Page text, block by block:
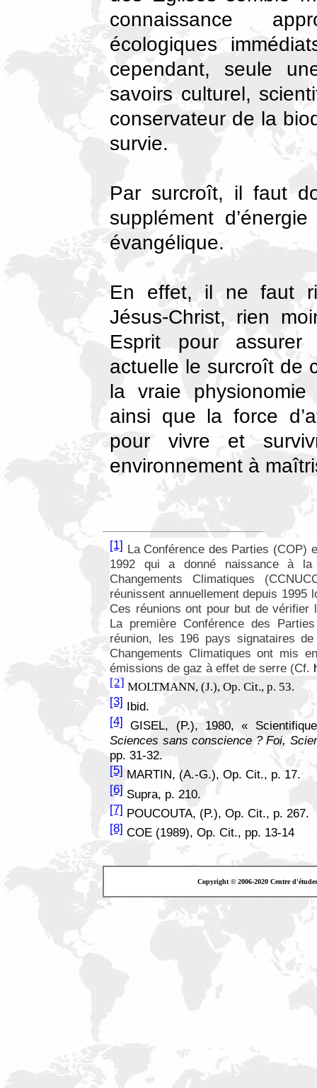
connaissance
écologiques
cependant, seule
savoirs culturel,
conservateur de la
survie.
Par surcroît, il faut
supplément
évangélique.
En effet, il ne faut
Jésus-Christ, rien
Esprit pour
actuelle le surcroît de
la vraie
ainsi que la force
pour vivre et
environnement à
[1] La Conférence des Parties (COP)
1992 qui a donné naissance à
Changements Climatiques
réunissent annuellement depuis 1995
Ces réunions ont pour but de
La première Conférence des
réunion, les 196 pays signataires
Changements Climatiques ont mis
émissions de gaz à effet de serre (Cf.
[2] MOLTMANN, (J.), Op. Cit., p. 53.
[3] Ibid.
[4] GISEL, (P.), 1980, «
Sciences sans conscience ? Foi,
pp. 31-32.
[5] MARTIN, (A.-G.), Op. Cit., p. 17.
[6] Supra, p. 210.
[7] POUCOUTA, (P.), Op. Cit., p. 267.
[8] COE (1989), Op. Cit., pp. 13-14
Copyright © 2006-2020 Centre